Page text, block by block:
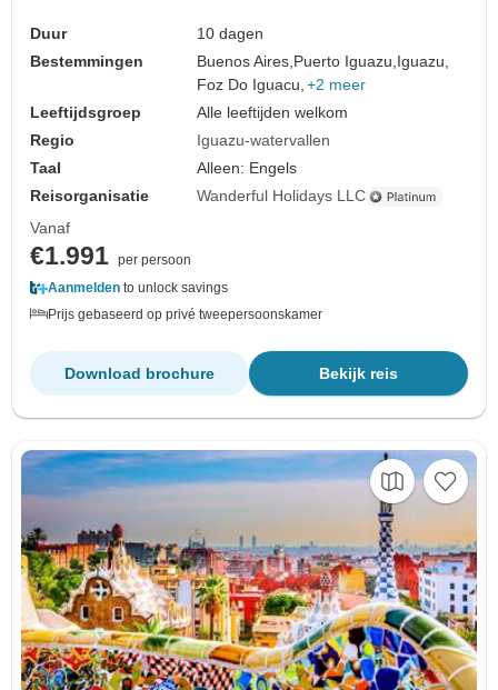
Duur
10 dagen
Bestemmingen
Buenos Aires, Puerto Iguazu, Iguazu,
Foz Do Iguacu, +2 meer
Leeftijdsgroep
Alle leeftijden welkom
Regio
Iguazu-watervallen
Taal
Alleen: Engels
Reisorganisatie
Wanderful Holidays LLC
Vanaf
€1.991 per persoon
Aanmelden to unlock savings
Prijs gebaseerd op privé tweepersoonskamer
Bekijk reis
Download brochure